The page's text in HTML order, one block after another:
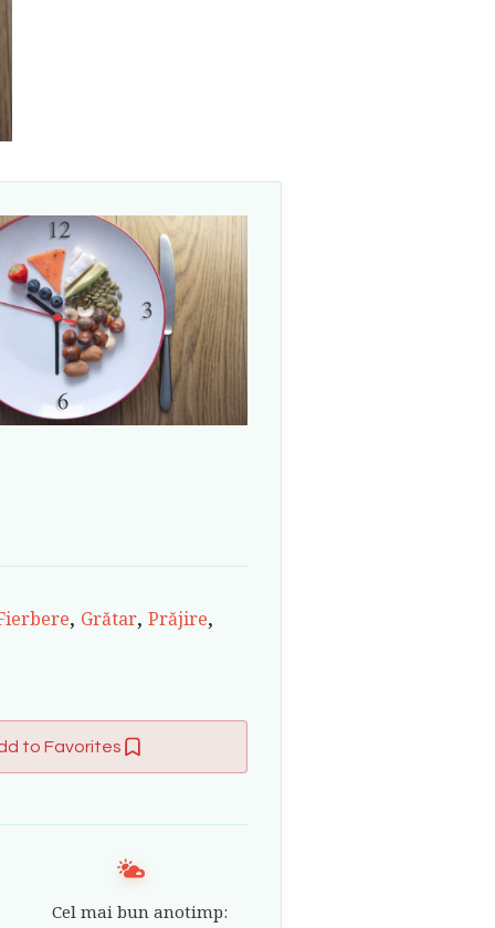
, Grătar, Prăjire,
to Favorites
Cel mai bun anotimp: